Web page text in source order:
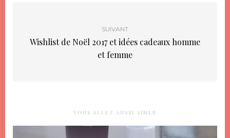
SUIVANT
Wishlist de Noël 2017 et idées cadeaux homme
et femme
VOUS ALLEZ AUSSI AIMER